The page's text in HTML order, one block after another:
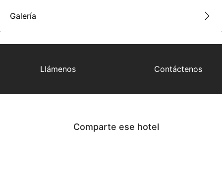
Galería
Llámenos Contáctenos
Comparte ese hotel